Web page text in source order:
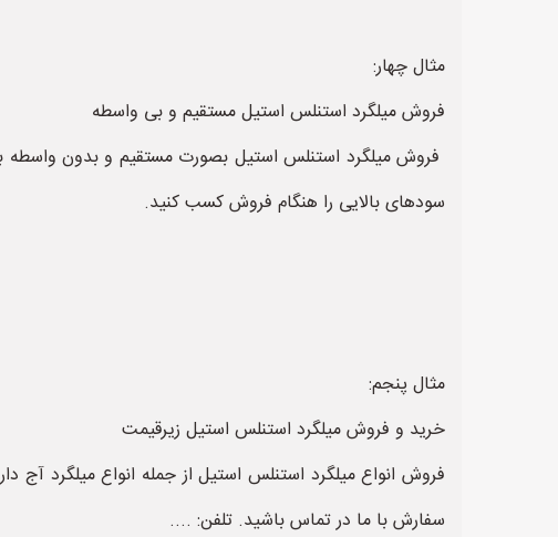
مثال چهار:
فروش میلگرد استنلس استیل مستقیم و بی واسطه
فروش میلگرد استنلس استیل بصورت مستقیم و بدون
سودهای بالایی را هنگام فروش کسب کنید.
مثال پنجم:
خرید و فروش میلگرد استنلس استیل زیرقیمت
فروش انواع میلگرد استنلس استیل از جمله انواع میلگرد آج
سفارش با ما در تماس باشید. تلفن: ....